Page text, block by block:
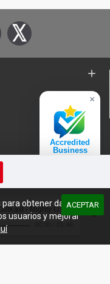
OutKast - Mighty O (12")
reservados
ACEPTAR
para obtener datos
usuarios y mejorar
×
Accredited
Business